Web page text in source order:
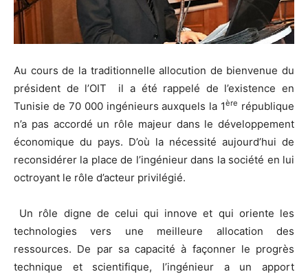
Au cours de la traditionnelle allocution de bienvenue du
président de l’OIT il a été rappelé de l’existence en
Tunisie de 70 000 ingénieurs auxquels la 1ère république
n’a pas accordé un rôle majeur dans le développement
économique du pays. D’où la nécessité aujourd’hui de
reconsidérer la place de l’ingénieur dans la société en lui
octroyant le rôle d’acteur privilégié.
Un rôle digne de celui qui innove et qui oriente les
technologies vers une meilleure allocation des
ressources. De par sa capacité à façonner le progrès
technique et scientifique, l’ingénieur a un apport